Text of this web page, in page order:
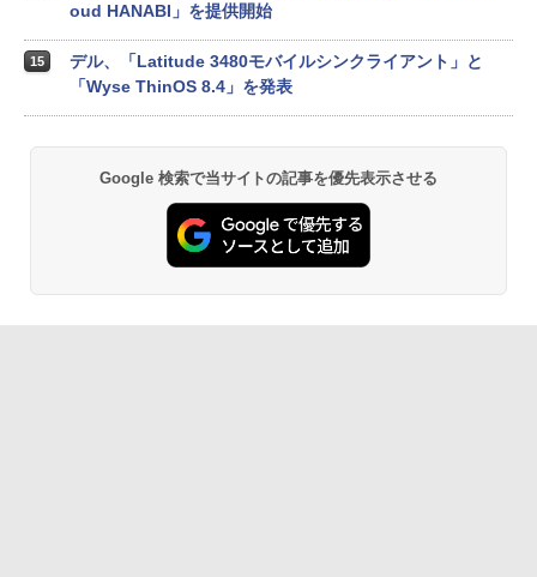
oud HANABI」を提供開始
15
デル、「Latitude 3480モバイルシンクライアント」と
「Wyse ThinOS 8.4」を発表
Google 検索で当サイトの記事を優先表示させる